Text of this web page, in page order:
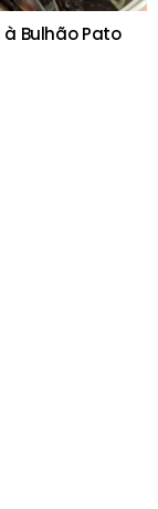
à Bulhão Pato